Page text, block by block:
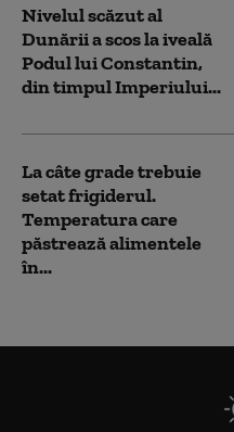
Nivelul scăzut al
Dunării a scos la iveală
Podul lui Constantin,
din timpul Imperiului...
La câte grade trebuie
setat frigiderul.
Temperatura care
păstrează alimentele
în...